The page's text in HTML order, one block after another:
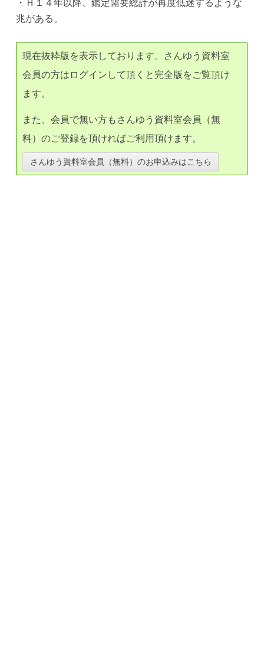
・Ｈ１４年以降、鑑定需要総計が再度低迷するような
兆がある。
現在抜粋版を表示しております。さんゆう資料室
会員の方はログインして頂くと完全版をご覧頂け
ます。
また、会員で無い方もさんゆう資料室会員（無
料）のご登録を頂ければご利用頂けます。